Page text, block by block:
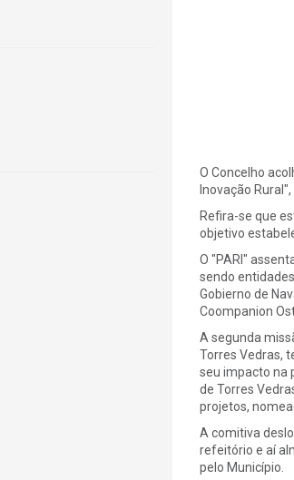
O Concelho
Inovação
Refira-se que
objetivo
O "PARI"
sendo
Gobierno de
Coompanion
A segunda
Torres Vedras,
seu impacto na
de Torres
projetos,
A comitiva
refeitório e aí
pelo Município.